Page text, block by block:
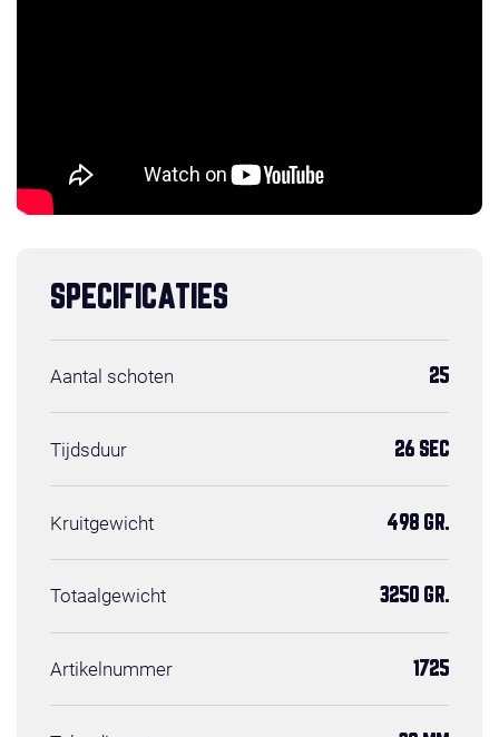
SPECIFICATIES
Aantal schoten 25
Tijdsduur 26 SEC
Kruitgewicht 498 GR.
Totaalgewicht 3250 GR.
Artikelnummer 1725